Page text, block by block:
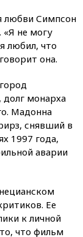
любви Симпсон
«Я не могу
любил, что
она.
долг монарха
Мадонна
снявший в
1997 года,
аварии
Ее
к личной
что фильм